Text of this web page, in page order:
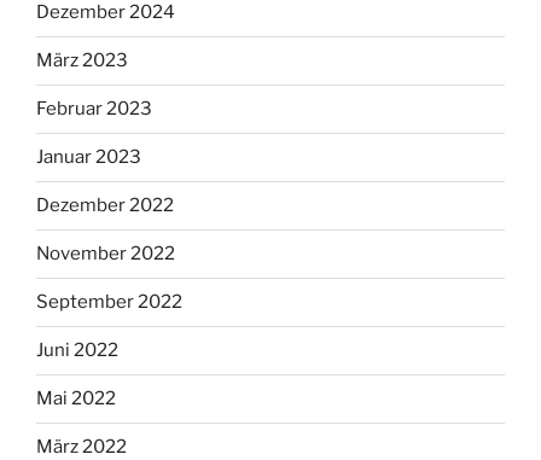
Dezember 2024
März 2023
Februar 2023
Januar 2023
Dezember 2022
November 2022
September 2022
Juni 2022
Mai 2022
März 2022